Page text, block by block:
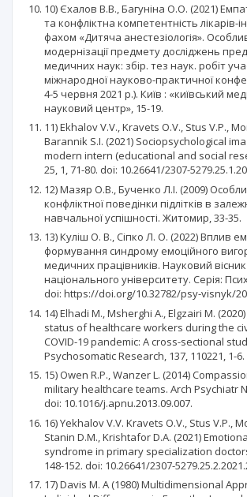
10) Єхалов В.В., Багуніна О.О. (2021)
та конфліктна компетентність лікарів-
фахом «Дитяча анестезіологія».
модернізації предмету досліджень
медичних наук: збір. тез наук. робіт
міжнародної науково-практичної
4-5 червня 2021 р.). Київ : «київський
науковий центр», 15-19.
11) Ekhalov V.V., Kravets O.V., Stus V.P.,
Barannik S.I. (2021) Sociopsychological
modern intern (educational and social
25, 1, 71-80. doi: 10.26641/2307-
12) Мазяр О.В., Бученко Л.І. (2009)
конфліктної поведінки підлітків в
навчальної успішності. Житомир, 33-35.
13) Куліш О. В., Сіпко Л. О. (2022) Вплив
формування синдрому емоційного
медичних працівників. Науковий
національного університету. Серія:
doi: https://doi.org/10.32782/psy-visnyk/
14) Elhadi M., Msherghi A., Elgzairi M.
status of healthcare workers during the
COVID-19 pandemic: A cross-sectional
Psychosomatic Research, 137, 110221, 1-6.
15) Owen R.P., Wanzer L. (2014)
military healthcare teams. Arch Psychiatr
doi: 10.1016/j.apnu.2013.09.007.
16) Yekhalov V.V. Kravets O.V., Stus V.P.,
Stanin D.M., Krishtafor D.A. (2021)
syndrome in primary specialization
148-152. doi: 10.26641/2307-
17) Davis M. A (1980) Multidimensional